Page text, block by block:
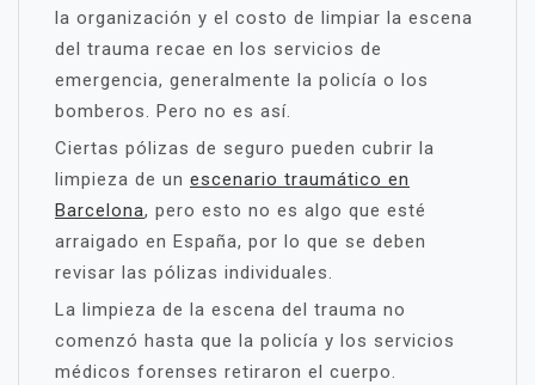
la organización y el costo de limpiar la escena
del trauma recae en los servicios de
emergencia, generalmente la policía o los
bomberos. Pero no es así.
Ciertas pólizas de seguro pueden cubrir la
limpieza de un escenario traumático en
Barcelona, ​​pero esto no es algo que esté
arraigado en España, por lo que se deben
revisar las pólizas individuales.
La limpieza de la escena del trauma no
comenzó hasta que la policía y los servicios
médicos forenses retiraron el cuerpo.